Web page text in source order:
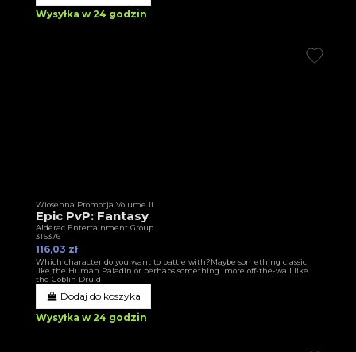
Wysyłka w 24 godzin
Wiosenna Promocja Volume II
Epic PvP: Fantasy
Alderac Entertainment Group
3T5376
116,03 zł
Which character do you want to battle with?Maybe something classic
like the Human Paladin or perhaps something more off-the-wall like
the Goblin Druid
Dodaj do koszyka
Wysyłka w 24 godzin